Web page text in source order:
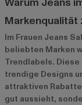
Markenqualität
Im Frauen Jeans
beliebten Marken
Trendlabels.
trendige Designs
attraktiven
gut aussieht,